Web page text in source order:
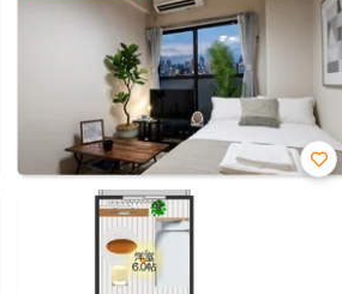
お気